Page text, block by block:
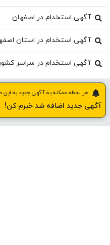
آگهی استخدام در اصفهان
آگهی استخدام در استان
آگهی استخدام در سراسر
هر لحظه ممکنه یه آگهی جدید به
آگهی جدید اضافه شد خبرم کن!